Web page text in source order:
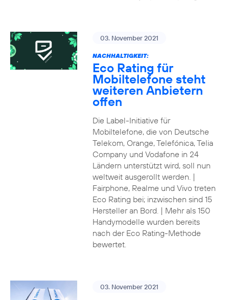
03. November 2021
NACHHALTIGKEIT:
Eco Rating für
Mobiltelefone steht
weiteren Anbietern
offen
Die Label-Initiative für
Mobiltelefone, die von Deutsche
Telekom, Orange, Telefónica, Telia
Company und Vodafone in 24
Ländern unterstützt wird, soll nun
weltweit ausgerollt werden. |
Fairphone, Realme und Vivo treten
Eco Rating bei; inzwischen sind 15
Hersteller an Bord. | Mehr als 150
Handymodelle wurden bereits
nach der Eco Rating-Methode
bewertet.
03. November 2021